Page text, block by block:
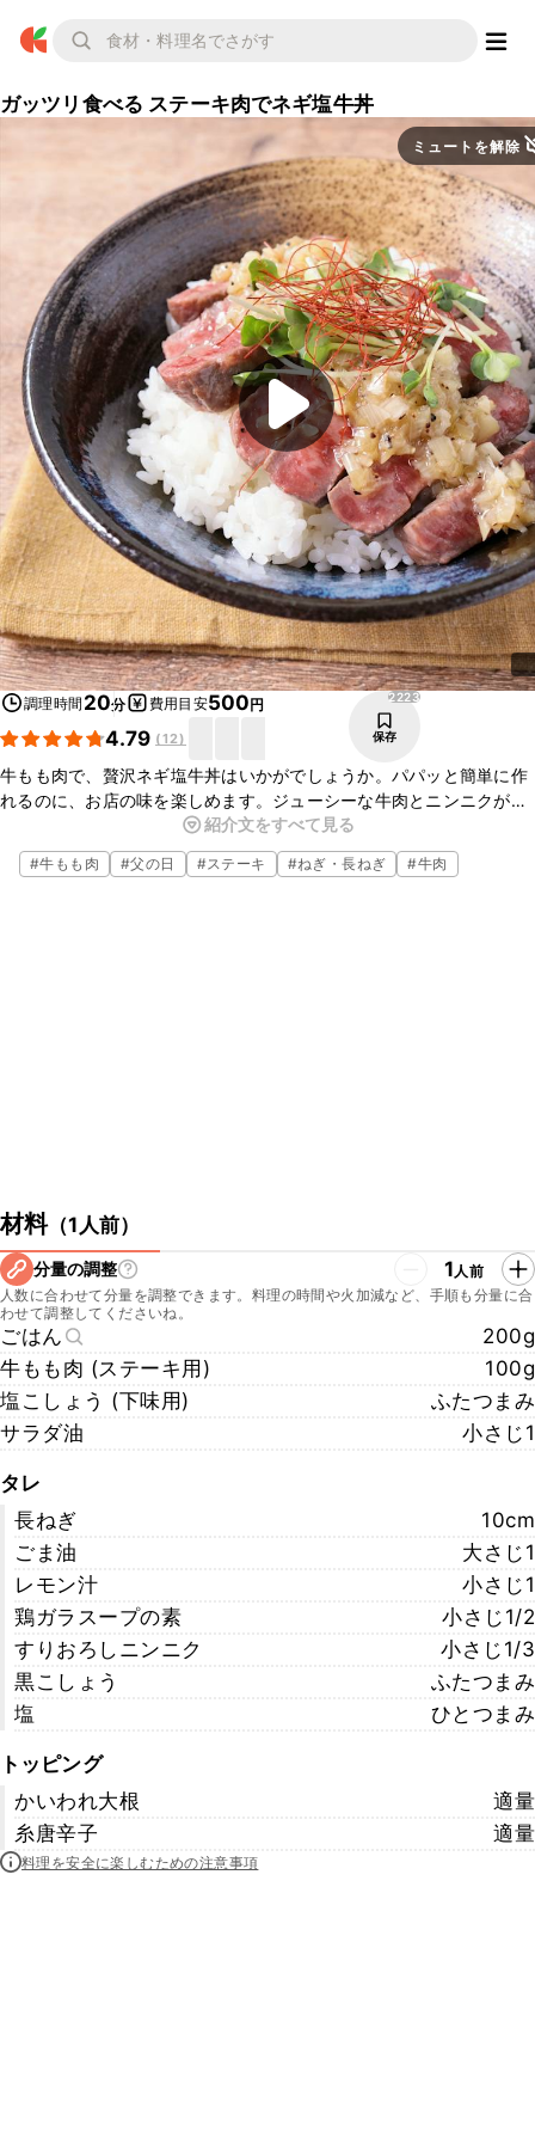
ガッツリ食べる ステーキ肉でネギ塩牛丼
ミュートを解除
調理時間 20分 費用目安500円
4.79 (12)
2223
保存
牛もも肉で、贅沢ネギ塩牛丼はいかがでしょうか。パパッと簡単に作
れるのに、お店の味を楽しめます。ジューシーな牛肉とニンニクが効
いたネギ塩タレが絶妙にマッチし、後を引く美味しさですよ。ガッツ
リ食べたい時にぜひ作ってみてくださいね。
紹介文をすべて見る
#牛もも肉 #父の日 #ステーキ #ねぎ・長ねぎ #牛肉
材料（1人前）
分量の調整 1人前
人数に合わせて分量を調整できます。料理の時間や火加減など、手順も分量に合
わせて調整してくださいね。
ごはん
200g
牛もも肉 (ステーキ用)
100g
塩こしょう (下味用)
ふたつまみ
サラダ油
小さじ1
タレ
長ねぎ
10cm
ごま油
大さじ1
レモン汁
小さじ1
鶏ガラスープの素
小さじ1/2
すりおろしニンニク
小さじ1/3
黒こしょう
ふたつまみ
塩
ひとつまみ
トッピング
かいわれ大根
適量
糸唐辛子
適量
料理を安全に楽しむための注意事項